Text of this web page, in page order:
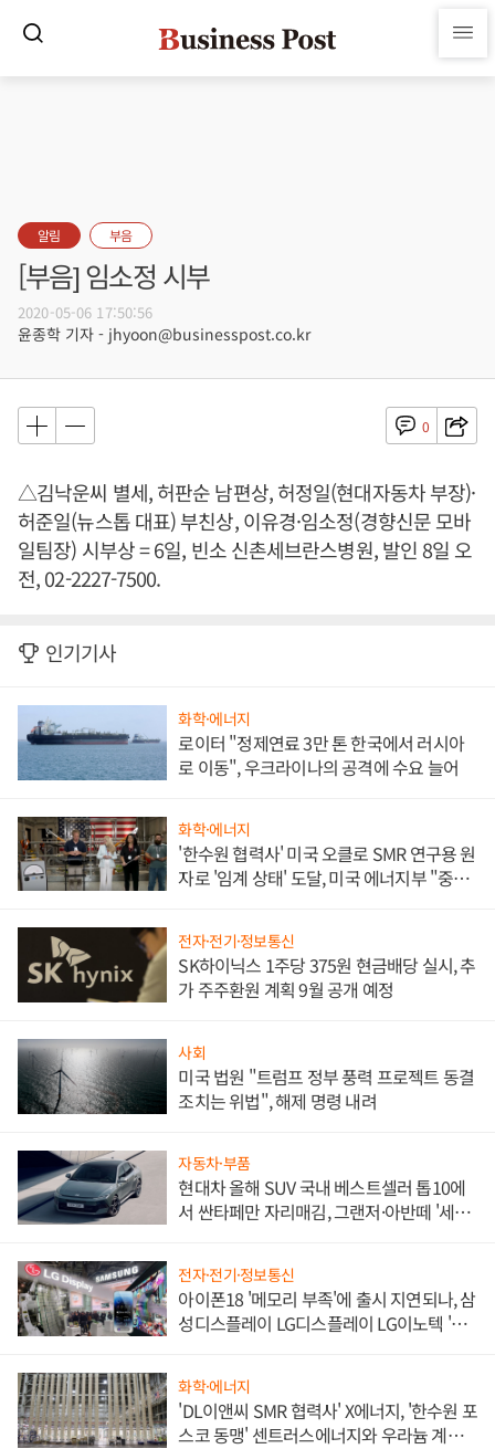
알림 부음
[부음] 임소정 시부
2020-05-06 17:50:56
윤종학 기자 - jhyoon@businesspost.co.kr
0
△김낙운씨 별세, 허판순 남편상, 허정일(현대자동차 부장)·
허준일(뉴스톱 대표) 부친상, 이유경·임소정(경향신문 모바
일팀장) 시부상 = 6일, 빈소 신촌세브란스병원, 발인 8일 오
전, 02-2227-7500.
인기기사
화학·에너지
로이터 "정제연료 3만 톤 한국에서 러시아
로 이동", 우크라이나의 공격에 수요 늘어
화학·에너지
'한수원 협력사' 미국 오클로 SMR 연구용 원
자로 '임계 상태' 도달, 미국 에너지부 "중요
전자·전기·정보통신
SK하이닉스 1주당 375원 현금배당 실시, 추
가 주주환원 계획 9월 공개 예정
사회
미국 법원 "트럼프 정부 풍력 프로젝트 동결
조치는 위법", 해제 명령 내려
자동차·부품
현대차 올해 SUV 국내 베스트셀러 톱10에
서 싼타페만 자리매김, 그랜저·아반떼 '세단
전자·전기·정보통신
아이폰18 '메모리 부족'에 출시 지연되나, 삼
성디스플레이 LG디스플레이 LG이노텍 '탈
화학·에너지
'DL이앤씨 SMR 협력사' X에너지, '한수원 포
스코 동맹' 센트러스에너지와 우라늄 계약